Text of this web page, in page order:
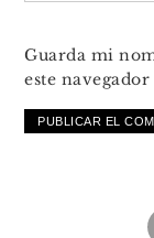
Guarda mi
este